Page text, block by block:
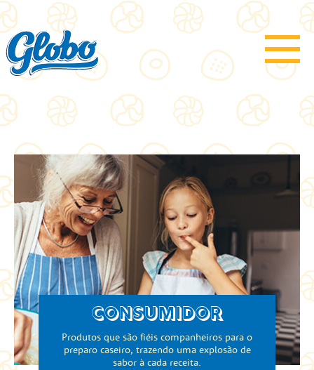
CONSUMIDOR
Produtos que são fiéis companheiros para o
preparo caseiro, trazendo uma explosão de
sabor à cada receita.